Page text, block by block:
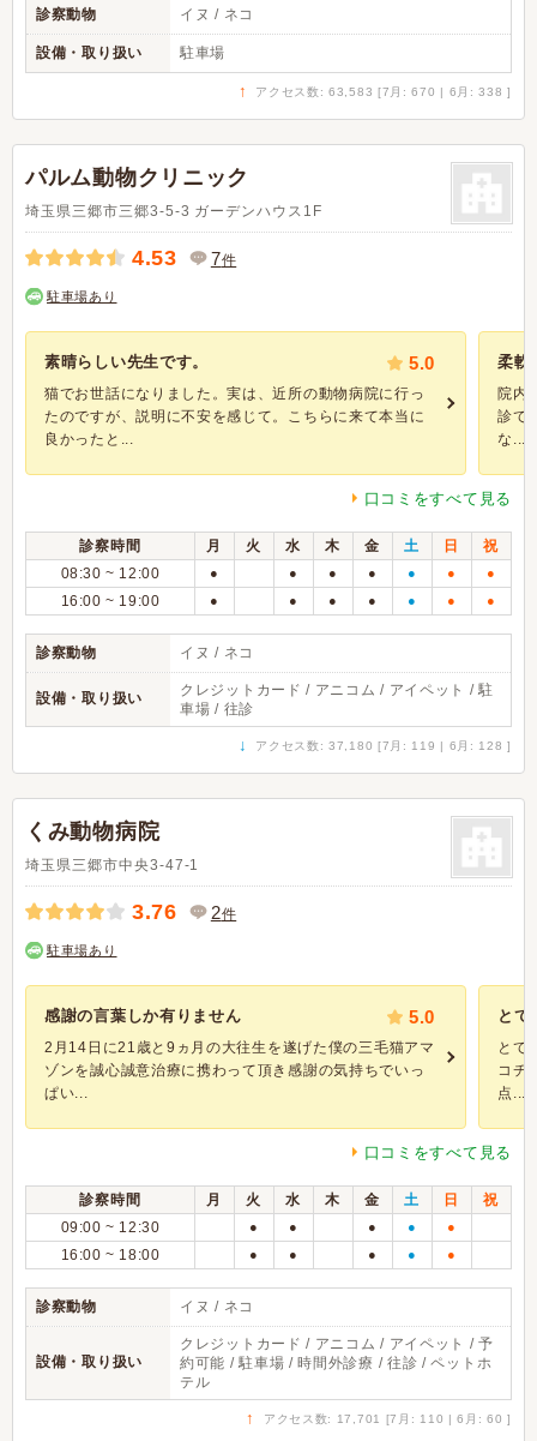
診察動物 イヌ / ネコ
設備・取り扱い 駐車場
↑ アクセス数: 63,583 [7月: 670 | 6月: 338 ]
パルム動物クリニック
埼玉県三郷市三郷3-5-3 ガーデンハウス1F
4.53 7件
駐車場あり
素晴らしい先生です。 5.0
猫でお世話になりました。実は、近所の動物病院に行っ
たのですが、説明に不安を感じて。こちらに来て本当に
良かったと...
柔軟
院内
診て
な...
口コミをすべて見る
診察時間 月 火 水 木 金 土 日
祝
08:30 ~ 12:00
● ● ● ● ● ● ●
16:00 ~ 19:00 ● ● ● ● ● ● ●
診察動物 イヌ / ネコ
設備・取り扱い
クレジットカード / アニコム / アイペット / 駐
車場 / 往診
↓ アクセス数: 37,180 [7月: 119 | 6月: 128 ]
くみ動物病院
埼玉県三郷市中央3-47-1
3.76 2件
駐車場あり
感謝の言葉しか有りません 5.0
2月14日に21歳と9ヵ月の大往生を遂げた僕の三毛猫アマ
ゾンを誠心誠意治療に携わって頂き感謝の気持ちでいっ
ぱい...
とて
とて
コチ
点...
口コミをすべて見る
診察時間 月 火 水 木 金 土 日
祝
09:00 ~ 12:30
● ● ● ● ●
16:00 ~ 18:00 ● ● ● ● ●
診察動物 イヌ / ネコ
設備・取り扱い
クレジットカード / アニコム / アイペット / 予
約可能 / 駐車場 / 時間外診療 / 往診 / ペットホ
テル
↑ アクセス数: 17,701 [7月: 110 | 6月: 60 ]